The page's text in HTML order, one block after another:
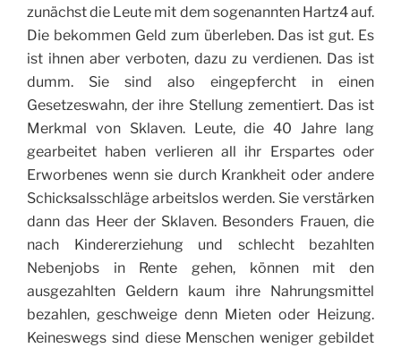
zunächst die Leute mit dem sogenannten Hartz4 auf.
Die bekommen Geld zum überleben. Das ist gut. Es
ist ihnen aber verboten, dazu zu verdienen. Das ist
dumm. Sie sind also eingepfercht in einen
Gesetzeswahn, der ihre Stellung zementiert. Das ist
Merkmal von Sklaven. Leute, die 40 Jahre lang
gearbeitet haben verlieren all ihr Erspartes oder
Erworbenes wenn sie durch Krankheit oder andere
Schicksalsschläge arbeitslos werden. Sie verstärken
dann das Heer der Sklaven. Besonders Frauen, die
nach Kindererziehung und schlecht bezahlten
Nebenjobs in Rente gehen, können mit den
ausgezahlten Geldern kaum ihre Nahrungsmittel
bezahlen, geschweige denn Mieten oder Heizung.
Keineswegs sind diese Menschen weniger gebildet